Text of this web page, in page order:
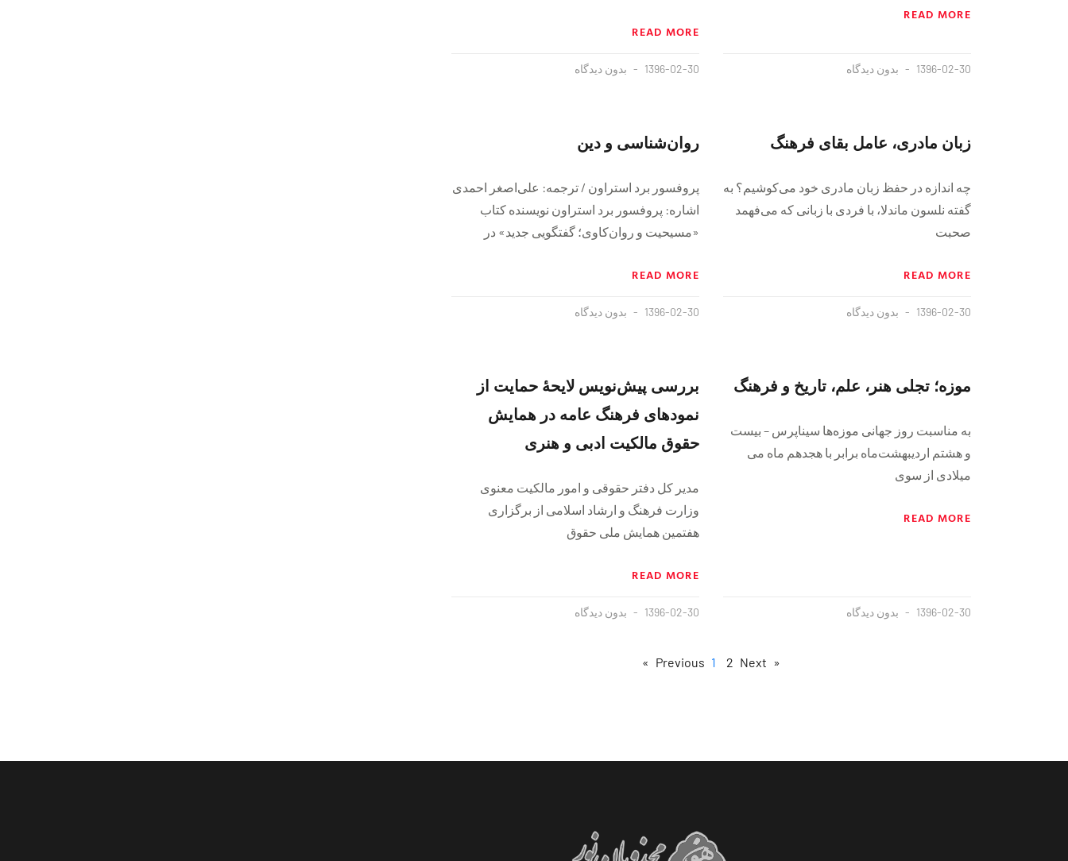
READ MORE
1396-02-30 بدون دیدگاه
READ MORE
1396-02-30 بدون دیدگاه
زبان مادری، عامل بقای فرهنگ
چه اندازه در حفظ زبان مادری خود می‌کوشیم؟ به
گفته نلسون ماندلا، با فردی با زبانی که می‌فهمد
صحبت
READ MORE
1396-02-30 بدون دیدگاه
روان‌شناسی و دین
پروفسور برد استراون / ترجمه: علی‌اصغر احمدی
اشاره: پروفسور برد استراون نویسنده کتاب
«مسیحیت و روان‌کاوی؛ گفتگویی جدید» در
READ MORE
1396-02-30 بدون دیدگاه
موزه؛ تجلی هنر، علم، تاریخ و فرهنگ
به مناسبت روز جهانی موزه‌ها سیناپرس – بیست
و هشتم اردیبهشت‌ماه برابر با هجدهم ماه می
میلادی از سوی
READ MORE
1396-02-30 بدون دیدگاه
بررسی پیش‌نویس لایحهٔ حمایت از
نمودهای فرهنگ عامه در همایش
حقوق مالکیت ادبی و هنری
مدیر کل دفتر حقوقی و امور مالکیت معنوی
وزارت فرهنگ و ارشاد اسلامی از برگزاری
هفتمین همایش ملی حقوق
READ MORE
1396-02-30 بدون دیدگاه
« Previous
1 2 Next »